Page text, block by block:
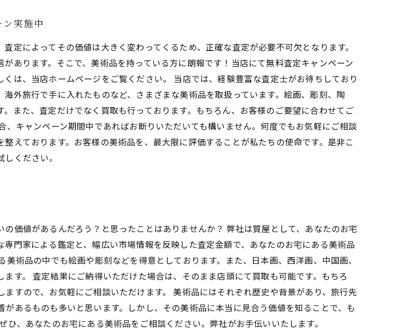
実施中
定によってその価値は大きく変わってくるため、正確な査定が必要不可欠となります。
あります。そこで、美術品を持っている方に朗報です！当店にて無料査定キャンペーン
は、当店ホームページをご覧ください。 当店では、経験豊富な査定士がお待ちしており
外旅行で手に入れたものなど、さまざまな美術品を取扱っています。絵画、彫刻、陶
また、査定だけでなく買取も行っております。もちろん、お客様のご要望に合わせてご
キャンペーン期間中であればお断りいただいても構いません。何度でもお気軽にご相談
えております。お客様の美術品を、最大限に評価することが私たちの使命です。是非こ
ください。
価値があるんだろう？と思ったことはありませんか？ 弊社は質屋として、あなたのお宅
門家による鑑定と、幅広い市場情報を反映した査定金額で、あなたのお宅にある美術品
術品の中でも絵画や彫刻などを得意としております。また、日本画、西洋画、中国画、
す。 査定結果にご納得いただけた場合は、そのまま店頭にて買取も可能です。もちろ
すので、お気軽にご相談いただけます。 美術品にはそれぞれ歴史や背景があり、旅行先
あるものも多いと思います。しかし、その美術品に本当に見合う価値を知ることで、も
、あなたのお宅にある美術品をご相談ください。弊社がお手伝いいたします。